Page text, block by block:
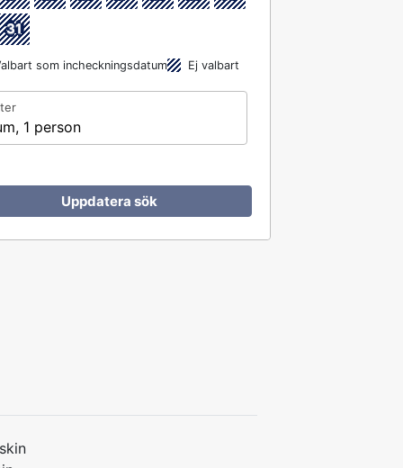
31
som incheckningsdatum Ej valbart
1 person
Uppdatera sök